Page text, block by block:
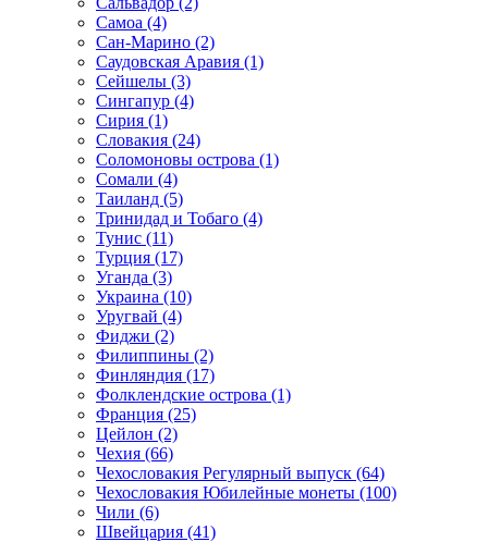
Самоа (4)
Сан-Марино (2)
Саудовская Аравия (1)
Сейшелы (3)
Сингапур (4)
Сирия (1)
Словакия (24)
Соломоновы острова (1)
Сомали (4)
Таиланд (5)
Тринидад и Тобаго (4)
Тунис (11)
Турция (17)
Уганда (3)
Украина (10)
Уругвай (4)
Фиджи (2)
Филиппины (2)
Финляндия (17)
Фолклендские острова (1)
Франция (25)
Цейлон (2)
Чехия (66)
Чехословакия Регулярный выпуск (64)
Чехословакия Юбилейные монеты (100)
Чили (6)
Швейцария (41)